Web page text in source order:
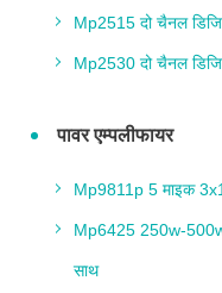
Mp2515 दो चैनल
Mp2530 दो चैनल
पावर एम्पलीफायर
Mp9811p 5 माइक
Mp6425 250w-500w
साथ